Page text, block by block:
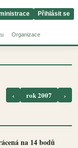
Organizace
Přihlásit se
‹ rok 2007 ›
na 14 bodů